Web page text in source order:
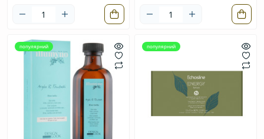
популярний популярний